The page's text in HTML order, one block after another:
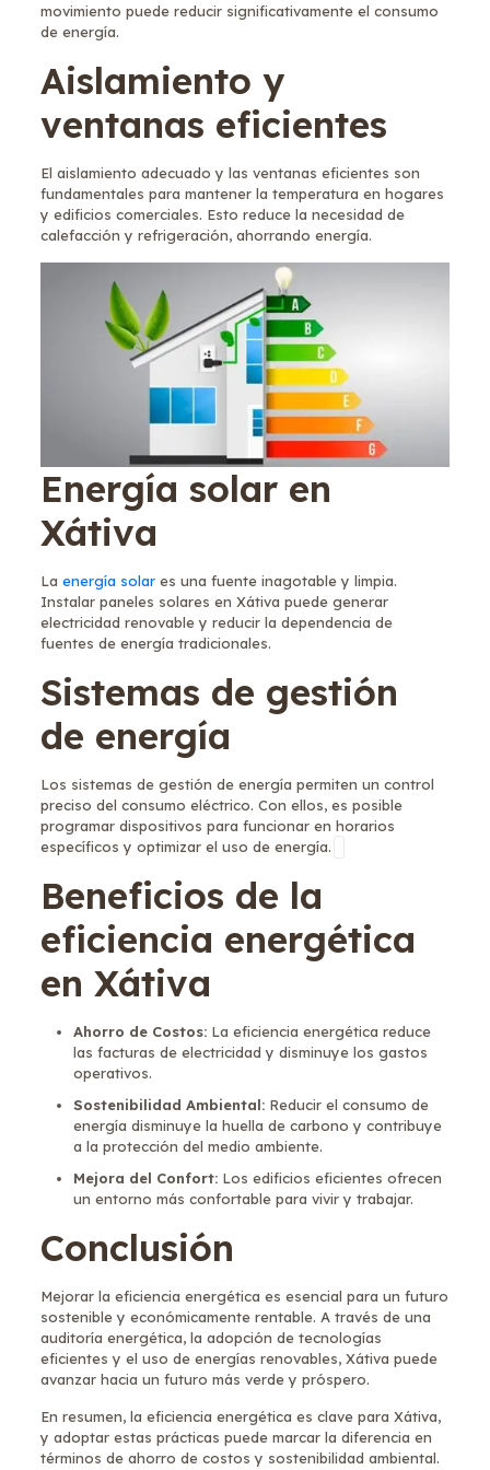
movimiento puede reducir significativamente el consumo
de energía.
Aislamiento y
ventanas eficientes
El aislamiento adecuado y las ventanas eficientes son
fundamentales para mantener la temperatura en hogares
y edificios comerciales. Esto reduce la necesidad de
calefacción y refrigeración, ahorrando energía.
Energía solar en
Xátiva
La energía solares una fuente inagotable y limpia.
Instalar paneles solares en Xátiva puede generar
electricidad renovable y reducir la dependencia de
fuentes de energía tradicionales.
Sistemas de gestión
de energía
Los sistemas de gestión de energía permiten un control
preciso del consumo eléctrico. Con ellos, es posible
programar dispositivos para funcionar en horarios
específicos y optimizar el uso de energía.
Beneficios de la
eficiencia energética
en Xátiva
Ahorro de Costos:La eficiencia energética reduce
las facturas de electricidad y disminuye los gastos
operativos.
Sostenibilidad Ambiental:Reducir el consumo de
energía disminuye la huella de carbono y contribuye
a la protección del medio ambiente.
Mejora del Confort:Los edificios eficientes ofrecen
un entorno más confortable para vivir y trabajar.
Conclusión
Mejorar la eficiencia energética es esencial para un futuro
sostenible y económicamente rentable. A través de una
auditoría energética, la adopción de tecnologías
eficientes y el uso de energías renovables, Xátiva puede
avanzar hacia un futuro más verde y próspero.
En resumen, la eficiencia energética es clave para Xátiva,
y adoptar estas prácticas puede marcar la diferencia en
términos de ahorro de costos y sostenibilidad ambiental.